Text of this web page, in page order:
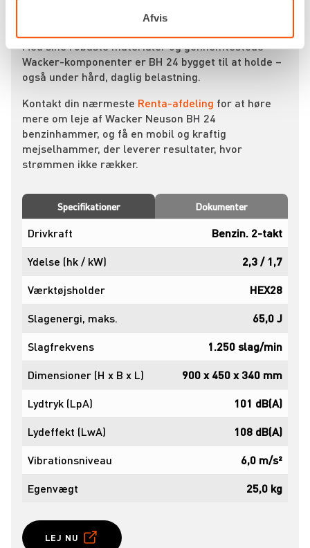
Afvis
Ideel til vej- og anlægsarbejde, reparationer og
Med sine robuste materialer og gennemtestede
Wacker-komponenter er BH 24 bygget til at holde –
også under hård, daglig belastning.
Kontakt din nærmeste Renta-afdeling for at høre
mere om leje af Wacker Neuson BH 24
benzinhammer, og få en mobil og kraftig
mejselhammer, der leverer resultater, hvor
strømmen ikke rækker.
Specifikationer Dokumenter
Drivkraft
Benzin. 2-takt
Ydelse (hk / kW)
2,3 / 1,7
Værktøjsholder
HEX28
Slagenergi, maks.
65,0 J
Slagfrekvens
1.250 slag/min
Dimensioner (H x B x L)
900 x 450 x 340 mm
Lydtryk (LpA)
101 dB(A)
Lydeffekt (LwA)
108 dB(A)
Vibrationsniveau
6,0 m/s²
Egenvægt
25,0 kg
LEJ NU